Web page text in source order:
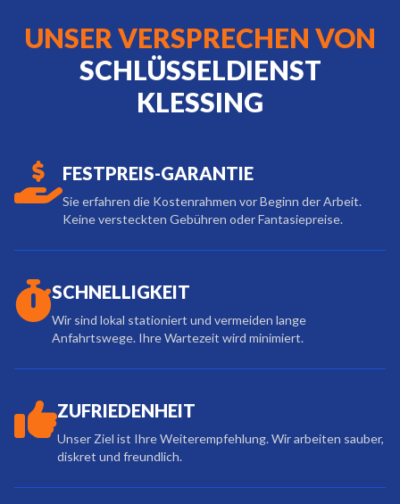
UNSER VERSPRECHEN VON
SCHLÜSSELDIENST
KLESSING
FESTPREIS-GARANTIE
Sie erfahren die Kostenrahmen vor Beginn der Arbeit.
Keine versteckten Gebühren oder Fantasiepreise.
SCHNELLIGKEIT
Wir sind lokal stationiert und vermeiden lange
Anfahrtswege. Ihre Wartezeit wird minimiert.
ZUFRIEDENHEIT
Unser Ziel ist Ihre Weiterempfehlung. Wir arbeiten sauber,
diskret und freundlich.